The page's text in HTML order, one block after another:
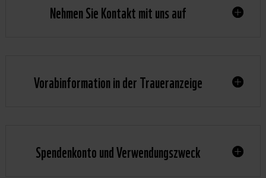
Nehmen Sie Kontakt mit uns auf
Vorabinformation in der Traueranzeige
Spendenkonto und Verwendungszweck